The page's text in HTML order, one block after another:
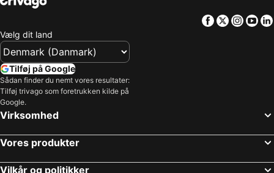
Meraki Hotel
L'Amo del Mare Hotel
Glow Boutique Hotel & Suites
Hotel Jaroal
Hotel Saranda Palace
Sunflower Apartments & Studios
Kalemi's Beachside Hotel
Century Resort
Lost Seaside Hotel
Golden Berden Boutique Hotel
Toer Hotel & SPA
Facebook
Twitter
Vælg dit land
Tilføj på Google
Sådan finder du nemt vores resultater:
Tilføj trivago som foretrukken kilde på
Google.
Virksomhed
Vores produkter
Vilkår og politikker